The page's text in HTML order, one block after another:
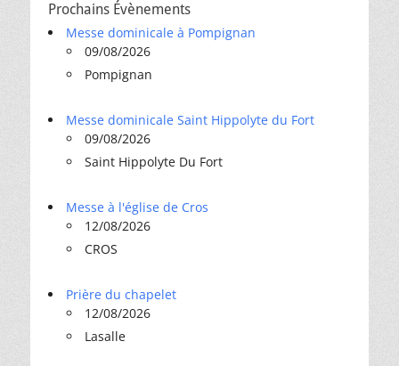
Prochains Évènements
Messe dominicale à Pompignan
09/08/2026
Pompignan
Messe dominicale Saint Hippolyte du Fort
09/08/2026
Saint Hippolyte Du Fort
Messe à l'église de Cros
12/08/2026
CROS
Prière du chapelet
12/08/2026
Lasalle